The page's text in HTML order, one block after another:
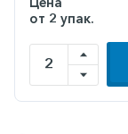
от 2 упак.